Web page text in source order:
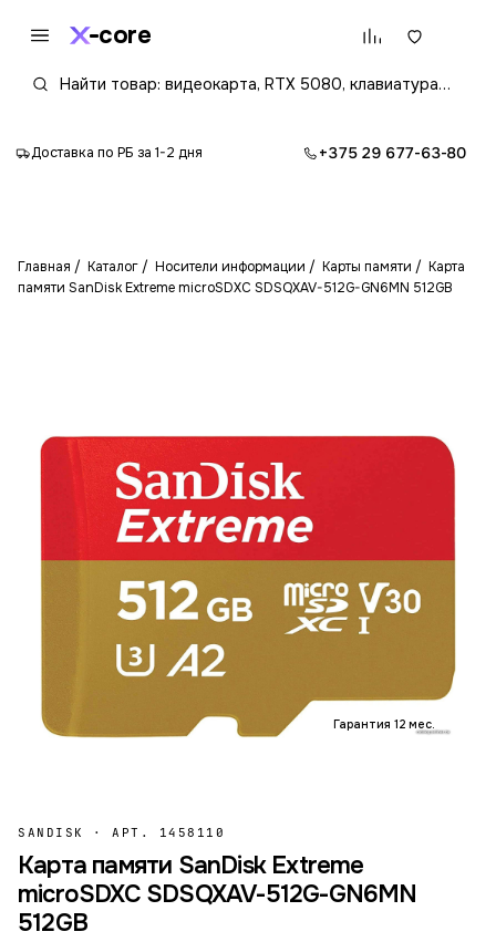
core
Доставка по РБ за 1-2 дня +375 29 677-63-80
Главная Каталог Носители информации Карты памяти
Карта
памяти SanDisk Extreme microSDXC SDSQXAV-512G-GN6MN 512GB
Гарантия 12 мес.
SANDISK · АРТ. 1458110
Карта памяти SanDisk Extreme
microSDXC SDSQXAV-512G-GN6MN
512GB